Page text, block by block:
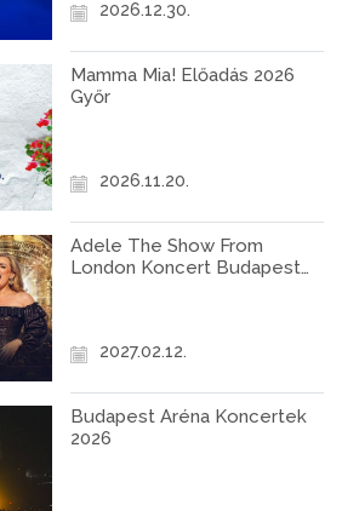
2026.12.30.
Mamma Mia! Előadás 2026
Győr
2026.11.20.
Adele The Show From
London Koncert Budapest
2027.02.12.
Budapest Aréna Koncertek
2026